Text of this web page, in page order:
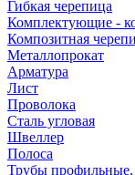
Гибкая черепица
Комплектующие -
Композитная
Металлопрокат
Арматура
Лист
Проволока
Сталь угловая
Швеллер
Полоса
Трубы профильные,